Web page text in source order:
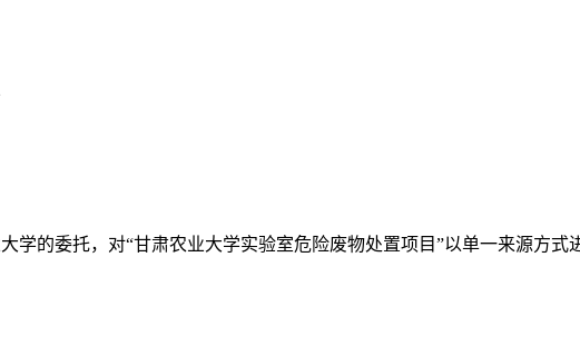
学的委托，对“甘肃农业大学实验室危险废物处置项目”以单一来源方式